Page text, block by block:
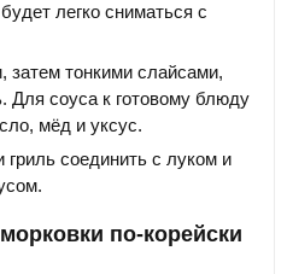
легко сниматься с
затем тонкими слайсами,
Для соуса к готовому блюду
мёд и уксус.
соединить с луком и
по-корейски